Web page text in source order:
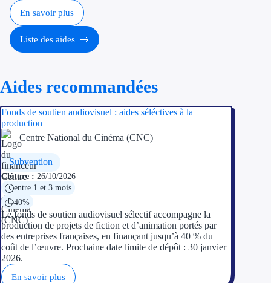
En savoir plus
Liste des aides
Aides recommandées
Fonds de soutien audiovisuel : aides séléctives à la
production
Centre National du Cinéma (CNC)
Subvention
Clôture : 26/10/2026
entre 1 et 3 mois
40%
Le fonds de soutien audiovisuel sélectif accompagne la
production de projets de fiction et d’animation portés par
des entreprises françaises, en finançant jusqu’à 40 % du
coût de l’œuvre. Prochaine date limite de dépôt : 30 janvier
2026.
En savoir plus